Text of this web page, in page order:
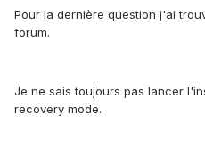
Pour la dernière question j'ai
forum.
Je ne sais toujours pas lancer
recovery mode.